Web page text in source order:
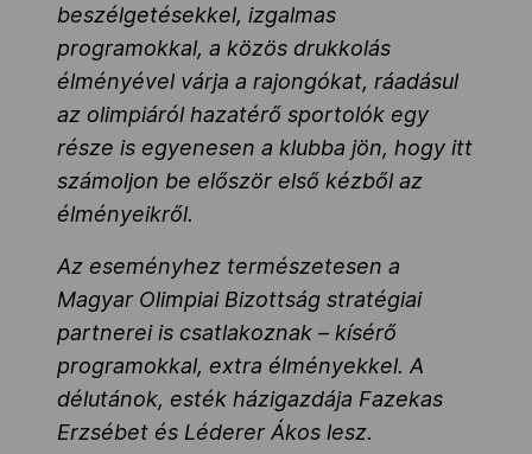
beszélgetésekkel, izgalmas
programokkal, a közös drukkolás
élményével várja a rajongókat, ráadásul
az olimpiáról hazatérő sportolók egy
része is egyenesen a klubba jön, hogy itt
számoljon be először első kézből az
élményeikről.
Az eseményhez természetesen a
Magyar Olimpiai Bizottság stratégiai
partnerei is csatlakoznak – kísérő
programokkal, extra élményekkel. A
délutánok, esték házigazdája Fazekas
Erzsébet és Léderer Ákos lesz.